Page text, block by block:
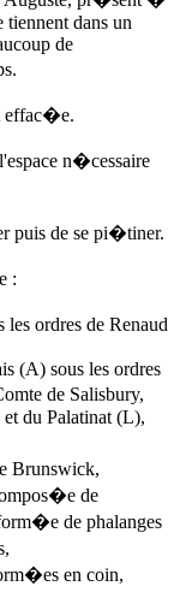
tiennent dans un
de
effac�e.
n�cessaire
puis de se pi�tiner.
:
ordres de Renaud
(A) sous les ordres
de Salisbury,
et du Palatinat (L),
Brunswick,
de
de phalanges
en coin,